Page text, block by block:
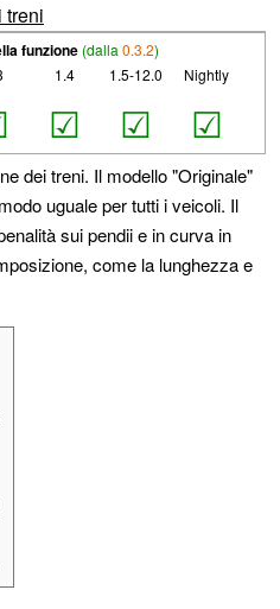
treni
funzione (dalla 0.3.2)
1.4
☑
1.5-12.0
☑
Nightly
☑
dei treni. Il modello "Originale"
uguale per tutti i veicoli. Il
sui pendii e in curva in
come la lunghezza e